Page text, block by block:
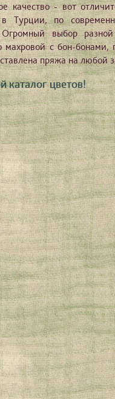
- вот
Турции, по
Огромный выбор
с бон-бонами,
пряжа на любой
цветов!